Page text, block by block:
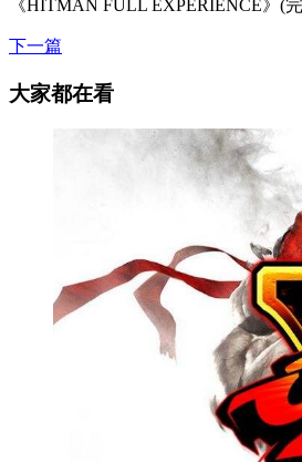
《HITMAN FULL EXPERIENCE》(完
下一篇
大家都在看